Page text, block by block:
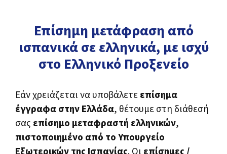
Επίσημη μετάφραση από
ισπανικά σε ελληνικά, με ισχύ
στο Ελληνικό Προξενείο
Εάν χρειάζεται να υποβάλετε επίσημα
έγγραφα στην Ελλάδα, θέτουμε στη διάθεσή
σας επίσημο μεταφραστή ελληνικών,
πιστοποιημένο από το Υπουργείο
Εξωτερικών της Ισπανίας. Οι επίσημες /